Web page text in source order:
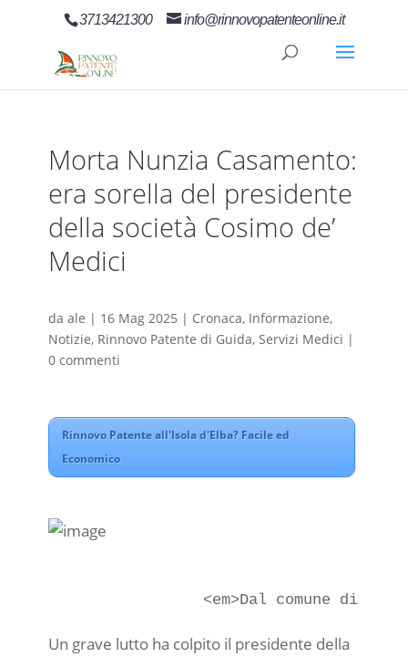
3713421300 info@rinnovopatenteonline.it
Morta Nunzia Casamento:
era sorella del presidente
della società Cosimo de’
Medici
da ale | 16 Mag 2025 | Cronaca, Informazione,
Notizie, Rinnovo Patente di Guida, Servizi Medici |
0 commenti
Rinnovo Patente all'Isola d'Elba? Facile ed
Economico
Un grave lutto ha colpito il presidente della